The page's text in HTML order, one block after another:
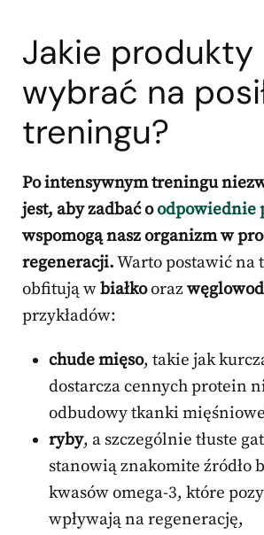
Jakie produkty
wybrać na
treningu?
Po intensywnym treningu
jest, aby zadbać oodpowiednie
wspomogą nasz organizm w
regeneracji.Warto postawić na
obfitują wbiałkooraz
przykładów:
chude mięso, takie jak
dostarcza cennych protein
odbudowy tkanki
ryby, a szczególnie tłuste
stanowią znakomite źródło
kwasów omega-3, które
wpływają na regenerację,